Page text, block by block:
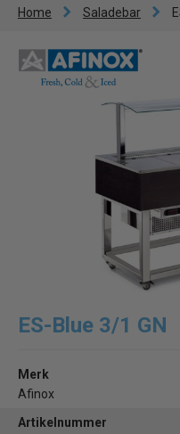
Home Saladebar
ES-Blue 3/1 GN
Merk
Afinox
Artikelnummer